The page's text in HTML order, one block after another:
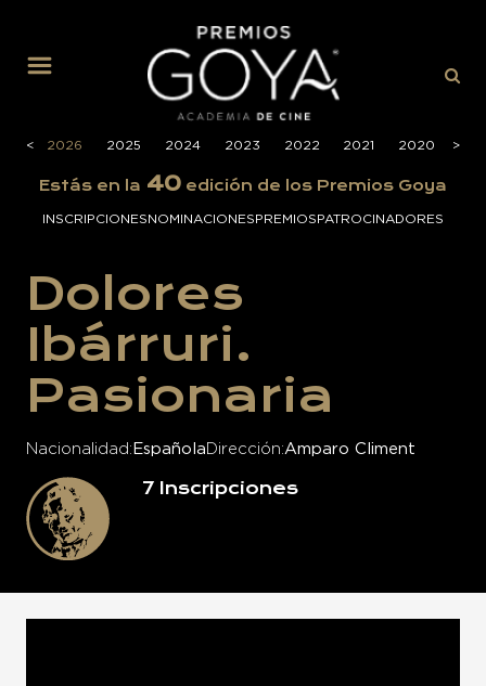
< 2026 2025 2024 2023 2022 2021 2020 >
Estás en la 40 edición de los Premios Goya
INSCRIPCIONESNOMINACIONESPREMIOSPATROCINADORES
Dolores
Ibárruri.
Pasionaria
Nacionalidad Española Dirección Amparo Climent
7 Inscripciones